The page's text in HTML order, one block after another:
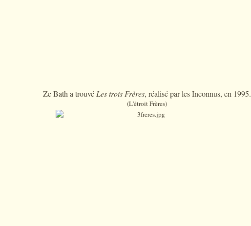
Ze Bath a trouvé Les trois Frères, réalisé par les Inconnus, en 1995.
(L'étroit Frères)